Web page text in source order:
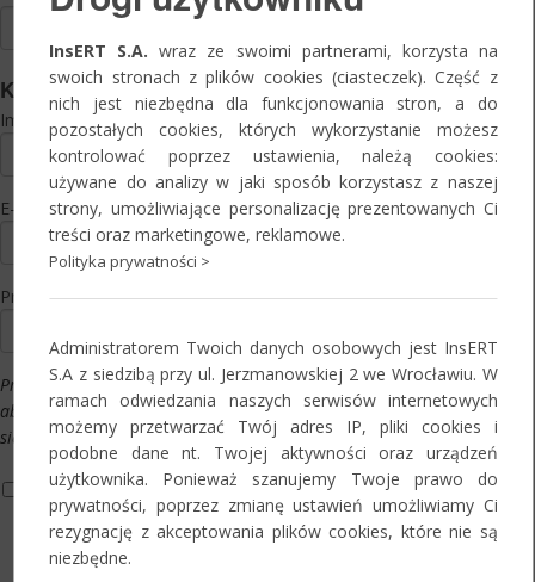
Kontakt
Imię i nazwisko:
E-mail:*
Preferowany termin:*
Prosimy o wypełnienie powyższego pola,
aby naszym pracownikom było łatwiej
się z Państwem skontaktować.
Informacja o przetwarzaniu danych osobowych*
Oświadczam, że zapoznałam/-em się z informacją o zasadach i
celach przetwarzania danych osobowych. Administratorem
danych osobowych podanych w zgłoszeniu jest InsERT S.A., z
InsERT S.A. wraz ze swoimi partnerami, korzysta na
swoich stronach z plików cookies (ciasteczek). Część z
nich jest niezbędna dla funkcjonowania stron, a do
pozostałych cookies, których wykorzystanie możesz
kontrolować poprzez ustawienia, należą cookies:
używane do analizy w jaki sposób korzystasz z naszej
strony, umożliwiające personalizację prezentowanych Ci
treści oraz marketingowe, reklamowe.
Polityka prywatności >
Administratorem Twoich danych osobowych jest InsERT
S.A z siedzibą przy ul. Jerzmanowskiej 2 we Wrocławiu. W
ramach odwiedzania naszych serwisów internetowych
możemy przetwarzać Twój adres IP, pliki cookies i
podobne dane nt. Twojej aktywności oraz urządzeń
użytkownika. Ponieważ szanujemy Twoje prawo do
prywatności, poprzez zmianę ustawień umożliwiamy Ci
rezygnację z akceptowania plików cookies, które nie są
niezbędne.